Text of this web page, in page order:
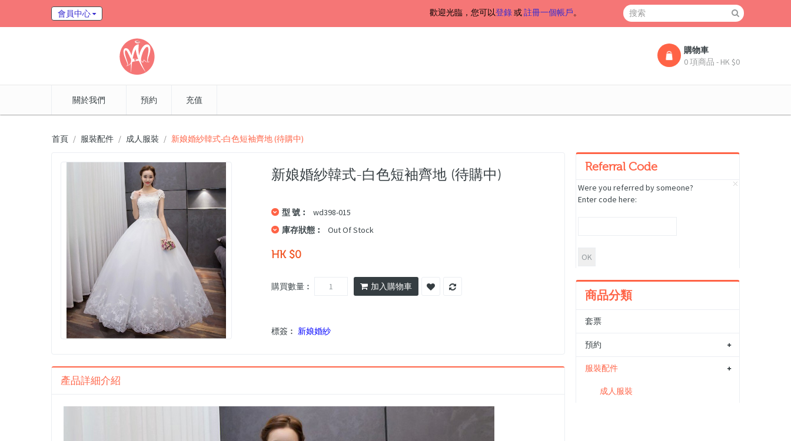
會員中心 歡迎光臨，您可以登錄或註冊一個帳戶。
購物車
0 項商品 - HK $0
關於我們 預約 充值
首頁 服裝配件 成人服裝 新娘婚紗韓式-白色短袖齊地 (待購中)
新娘婚紗韓式-白色短袖齊地 (待購中)
型 號︰
wd398-015
庫存狀態︰
Out Of Stock
HK $0
購買數量︰ 加入購物車
標簽︰ 新娘婚紗
產品詳細介紹
Referral Code
Were you referred by someone?
Enter code here:
商品分類
套票
預約
服裝配件
成人服裝